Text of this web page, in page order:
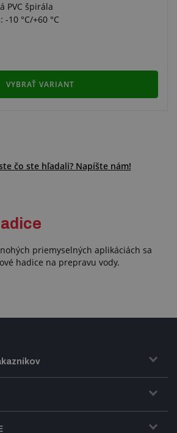
PVC špirála
10 °C/+60 °C
VYBRAŤ VARIANT
čo ste hľadali? Napíšte nám!
priemyselných aplikáciách sa
hadice na prepravu vody.
tovaru